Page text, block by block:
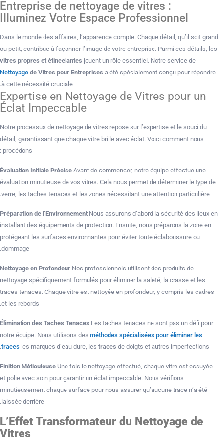
Entreprise de nettoyage de vitres :
Illuminez Votre Espace Professionnel
Dans le monde des affaires, l’apparence compte. Chaque détail, qu’il soit grand
ou petit, contribue à façonner l’image de votre entreprise. Parmi ces détails, les
vitres propres et étincelantes jouent un rôle essentiel. Notre service de
Nettoyage de Vitres pour Entreprises a été spécialement conçu pour répondre
à cette nécessité cruciale.
Expertise en Nettoyage de Vitres pour un
Éclat Impeccable
Notre processus de nettoyage de vitres repose sur l’expertise et le souci du
détail, garantissant que chaque vitre brille avec éclat. Voici comment nous
procédons :
Évaluation Initiale Précise Avant de commencer, notre équipe effectue une
évaluation minutieuse de vos vitres. Cela nous permet de déterminer le type de
verre, les taches tenaces et les zones nécessitant une attention particulière.
Préparation de l’Environnement Nous assurons d’abord la sécurité des lieux en
installant des équipements de protection. Ensuite, nous préparons la zone en
protégeant les surfaces environnantes pour éviter toute éclaboussure ou
dommage.
Nettoyage en Profondeur Nos professionnels utilisent des produits de
nettoyage spécifiquement formulés pour éliminer la saleté, la crasse et les
traces tenaces. Chaque vitre est nettoyée en profondeur, y compris les cadres
et les rebords.
Élimination des Taches Tenaces Les taches tenaces ne sont pas un défi pour
notre équipe. Nous utilisons des méthodes spécialisées pour éliminer les
traces les marques d’eau dure, les traces de doigts et autres imperfections.
Finition Méticuleuse Une fois le nettoyage effectué, chaque vitre est essuyée
et polie avec soin pour garantir un éclat impeccable. Nous vérifions
minutieusement chaque surface pour nous assurer qu’aucune trace n’a été
laissée derrière.
L’Effet Transformateur du Nettoyage de
Vitres